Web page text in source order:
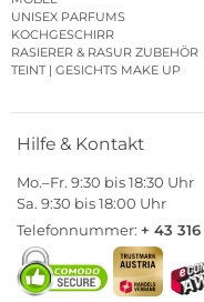
UNISEX PARFUMS
KOCHGESCHIRR
RASIERER & RASUR ZUBEHÖR
TEINT | GESICHTS MAKE UP
Hilfe & Kontakt
Mo.–Fr. 9:30 bis 18:30 Uhr
Sa. 9:30 bis 18:00 Uhr
Telefonnummer: + 43